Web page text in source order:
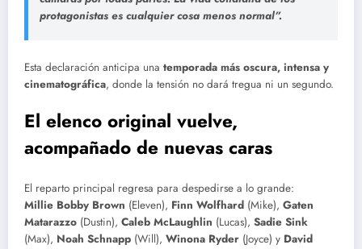
protagonistas es cualquier cosa menos normal”.
Esta declaración anticipa una temporada más oscura, intensa y
cinematográfica, donde la tensión no dará tregua ni un segundo.
El elenco original vuelve,
acompañado de nuevas caras
El reparto principal regresa para despedirse a lo grande:
Millie Bobby Brown (Eleven), Finn Wolfhard (Mike), Gaten
Matarazzo (Dustin), Caleb McLaughlin (Lucas), Sadie Sink
(Max), Noah Schnapp (Will), Winona Ryder (Joyce) y David